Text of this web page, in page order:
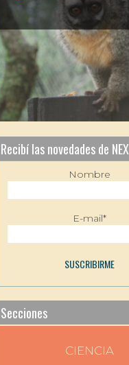
Recibí las novedades de NEX
Nombre
E-mail*
Secciones
CIENCIA